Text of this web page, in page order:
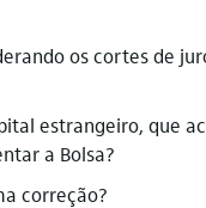
os cortes de
estrangeiro, que
a Bolsa?
correção?